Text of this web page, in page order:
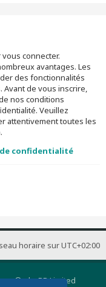
connecter.
avantages. Les
des fonctionnalités
Avant de vous inscrire,
nos conditions
Veuillez
attentivement toutes les
confidentialité
horaire surUTC+02:00
© phpBB Limited